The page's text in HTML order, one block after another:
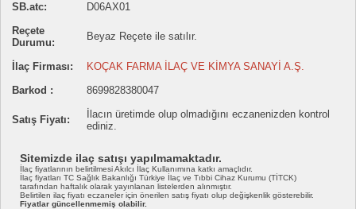
SB.atc:
D06AX01
Reçete
Durumu:
Beyaz Reçete ile satılır.
İlaç Firması:
KOÇAK FARMA İLAÇ VE KİMYA SANAYİ A.Ş.
Barkod :
8699828380047
Satış Fiyatı:
İlacın üretimde olup olmadığını eczanenizden kontrol
ediniz.
Sitemizde ilaç satışı yapılmamaktadır.
İlaç fiyatlarının belirtilmesi Akılcı İlaç Kullanımına katkı amaçlıdır.
İlaç fiyatları TC Sağlık Bakanlığı Türkiye İlaç ve Tıbbi Cihaz Kurumu (TİTCK)
tarafından haftalık olarak yayınlanan listelerden alınmıştır.
Belirtilen ilaç fiyatı eczaneler için önerilen satış fiyatı olup değişkenlik gösterebilir.
Fiyatlar güncellenmemiş olabilir.